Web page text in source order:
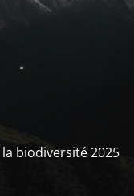
biodiversité 2025